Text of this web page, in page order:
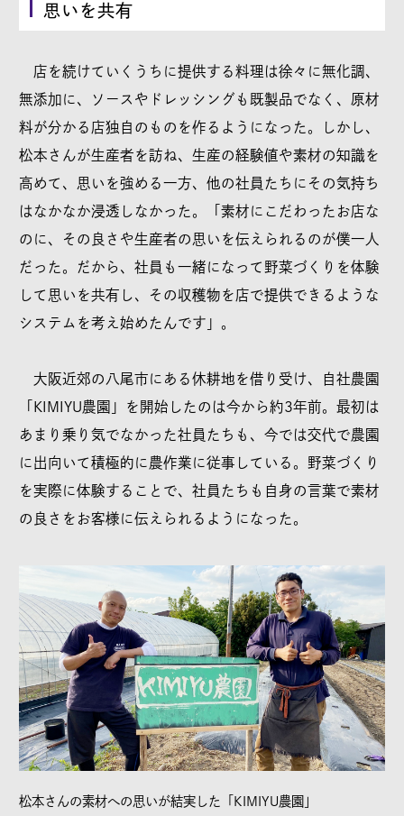
思いを共有
店を続けていくうちに提供する料理は徐々に無化調、
無添加に、ソースやドレッシングも既製品でなく、原材
料が分かる店独自のものを作るようになった。しかし、
松本さんが生産者を訪ね、生産の経験値や素材の知識を
高めて、思いを強める一方、他の社員たちにその気持ち
はなかなか浸透しなかった。「素材にこだわったお店な
のに、その良さや生産者の思いを伝えられるのが僕一人
だった。だから、社員も一緒になって野菜づくりを体験
して思いを共有し、その収穫物を店で提供できるような
システムを考え始めたんです」。
大阪近郊の八尾市にある休耕地を借り受け、自社農園
「KIMIYU農園」を開始したのは今から約3年前。最初は
あまり乗り気でなかった社員たちも、今では交代で農園
に出向いて積極的に農作業に従事している。野菜づくり
を実際に体験することで、社員たちも自身の言葉で素材
の良さをお客様に伝えられるようになった。
松本さんの素材への思いが結実した「KIMIYU農園」